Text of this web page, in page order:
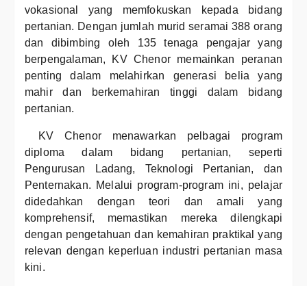
vokasional yang memfokuskan kepada bidang
pertanian. Dengan jumlah murid seramai 388 orang
dan dibimbing oleh 135 tenaga pengajar yang
berpengalaman, KV Chenor memainkan peranan
penting dalam melahirkan generasi belia yang
mahir dan berkemahiran tinggi dalam bidang
pertanian.
KV Chenor menawarkan pelbagai program
diploma dalam bidang pertanian, seperti
Pengurusan Ladang, Teknologi Pertanian, dan
Penternakan. Melalui program-program ini, pelajar
didedahkan dengan teori dan amali yang
komprehensif, memastikan mereka dilengkapi
dengan pengetahuan dan kemahiran praktikal yang
relevan dengan keperluan industri pertanian masa
kini.